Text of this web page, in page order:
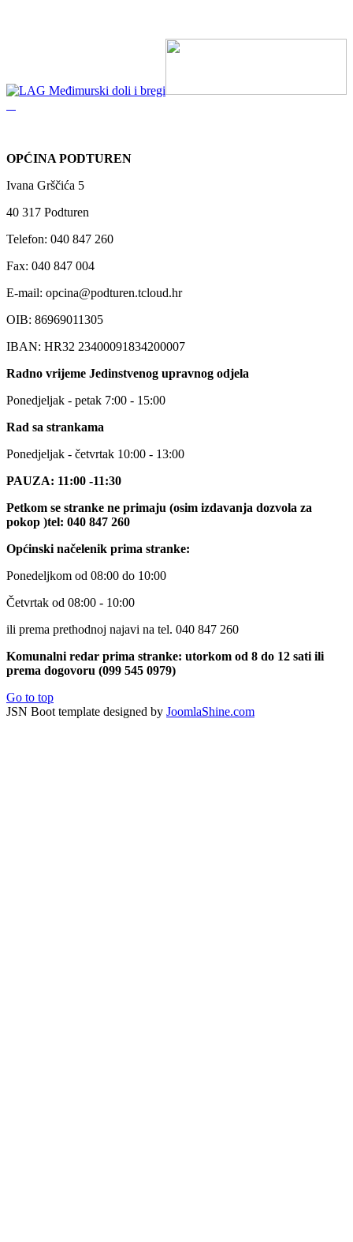
OPĆINA PODTUREN
Ivana Grščića 5
40 317 Podturen
Telefon: 040 847 260
Fax: 040 847 004
E-mail: opcina@podturen.tcloud.hr
OIB: 86969011305
IBAN: HR32 23400091834200007
Radno vrijeme Jedinstvenog upravnog odjela
Ponedjeljak - petak 7:00 - 15:00
Rad sa strankama
Ponedjeljak - četvrtak 10:00 - 13:00
PAUZA: 11:00 -11:30
Petkom se stranke ne primaju (osim izdavanja dozvola za
pokop )tel: 040 847 260
Općinski načelenik prima stranke:
Ponedeljkom od 08:00 do 10:00
Četvrtak od 08:00 - 10:00
ili prema prethodnoj najavi na tel. 040 847 260
Komunalni redar prima stranke: utorkom od 8 do 12 sati ili
prema dogovoru (099 545 0979)
Go to top
JSN Boot template designed by JoomlaShine.com